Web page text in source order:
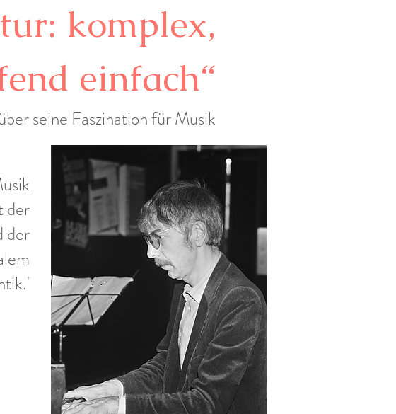
komplex,
einfach“
seine Faszination für Musik
der
der